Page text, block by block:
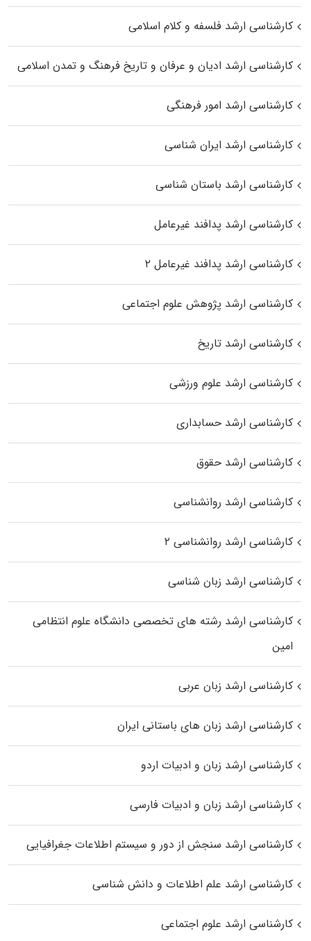
کارشناسی ارشد فلسفه و کلام اسلامی
کارشناسی ارشد ادیان و عرفان و تاریخ فرهنگ و تمدن اسلامی
کارشناسی ارشد امور فرهنگی
کارشناسی ارشد ایران شناسی
کارشناسی ارشد باستان شناسی
کارشناسی ارشد پدافند غیرعامل
کارشناسی ارشد پدافند غیرعامل ۲
کارشناسی ارشد پژوهش علوم اجتماعی
کارشناسی ارشد تاریخ
کارشناسی ارشد علوم ورزشی
کارشناسی ارشد حسابداری
کارشناسی ارشد حقوق
کارشناسی ارشد روانشناسی
کارشناسی ارشد روانشناسی ۲
کارشناسی ارشد زبان شناسی
کارشناسی ارشد رﺷﺘﻪ ﻫﺎی تخصصی داﻧﺸﮕﺎه ﻋﻠﻮم انتظامی
اﻣﻴﻦ
کارشناسی ارشد زبان عربی
کارشناسی ارشد زبان‌ های باستانی ایران
کارشناسی ارشد زبان و ادبیات اردو
کارشناسی ارشد زبان و ادبیات فارسی
کارشناسی ارشد سنجش از دور و سیستم اطلاعات جغرافیایی
کارشناسی ارشد علم اطلاعات و دانش شناسی
کارشناسی ارشد علوم اجتماعی